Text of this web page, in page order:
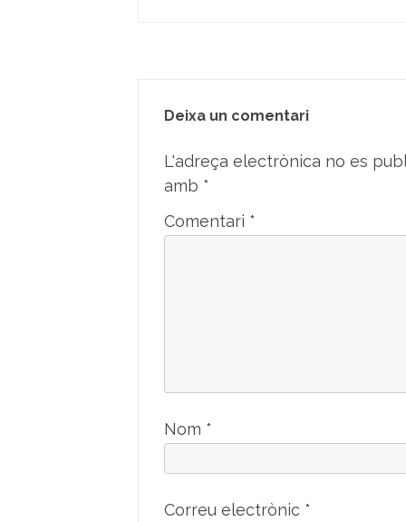
Deixa un comentari
L'adreça electrònica no es
amb *
Comentari *
Nom *
Correu electrònic *